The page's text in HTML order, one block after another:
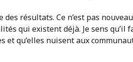
des résultats. Ce n’est pas
qui existent déjà. Je sens
et qu’elles nuisent aux